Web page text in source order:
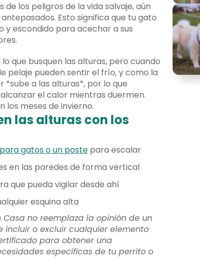
los peligros de la vida salvaje, aún
Esto significa que tu gato
escondido para acechar a sus
que busquen las alturas, pero cuando
pelaje pueden sentir el frío, y como la
*sube a las alturas*, por lo que
el calor mientras duermen.
los meses de invierno.
las alturas con los
gatos o un poste para escalar
en las paredes de forma vertical
que pueda vigilar desde ahí
esquina alta
no reemplaza la opinión de un
incluir o excluir cualquier elemento
para obtener una
específicas de tu perrito o